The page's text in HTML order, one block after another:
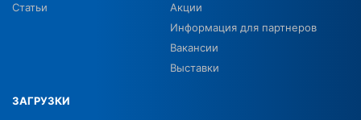
Статьи
Акции
Информация для партнеров
Вакансии
Выставки
ЗАГРУЗКИ